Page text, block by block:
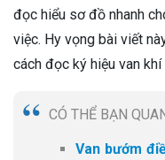
đọc hiểu sơ đồ nhanh
việc. Hy vọng bài viết
cách đọc ký hiệu van
CÓ THỂ BẠN
Van bướm